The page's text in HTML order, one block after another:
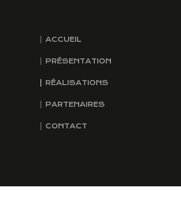
ACCUEIL
PRÉSENTATION
RÉALISATIONS
PARTENAIRES
CONTACT